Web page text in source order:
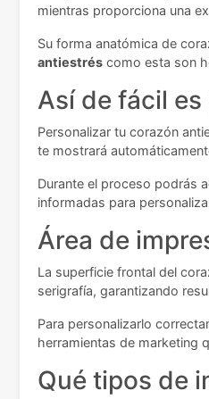
mientras proporciona una
Su forma anatómica de
antiestrés como esta son
Así de fácil
Personalizar tu corazón
te mostrará
Durante el proceso podrás
informadas para
Área de
La superficie frontal del
serigrafía, garantizando
Para personalizarlo
herramientas de marketing
Qué tipos de